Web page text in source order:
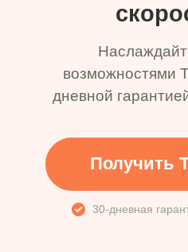
возможностями
дневной
Получить
30-дневная